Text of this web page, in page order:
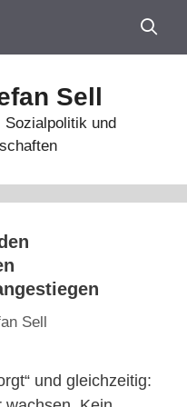
Sell
und
Sell
und gleichzeitig: